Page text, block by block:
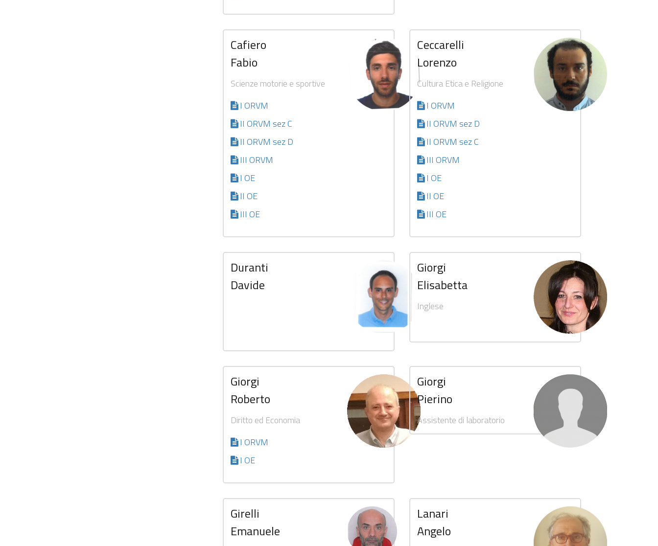
Cafiero
Fabio
Scienze motorie e sportive
I ORVM
II ORVM sez C
II ORVM sez D
III ORVM
I OE
II OE
III OE
Ceccarelli
Lorenzo
Cultura Etica e Religione
I ORVM
II ORVM sez D
II ORVM sez C
III ORVM
I OE
II OE
III OE
Duranti
Davide
Giorgi
Elisabetta
Inglese
Giorgi
Roberto
Diritto ed Economia
I ORVM
I OE
Giorgi
Pierino
Assistente di laboratorio
Girelli
Emanuele
Lanari
Angelo